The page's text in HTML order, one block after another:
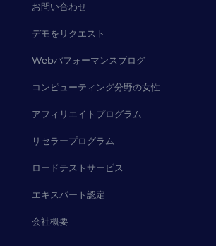
お問い合わせ
デモをリクエスト
Webパフォーマンスブログ
コンピューティング分野の女性
アフィリエイトプログラム
リセラープログラム
ロードテストサービス
エキスパート認定
会社概要